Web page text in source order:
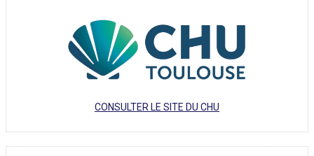
CONSULTER LE SITE DU CHU